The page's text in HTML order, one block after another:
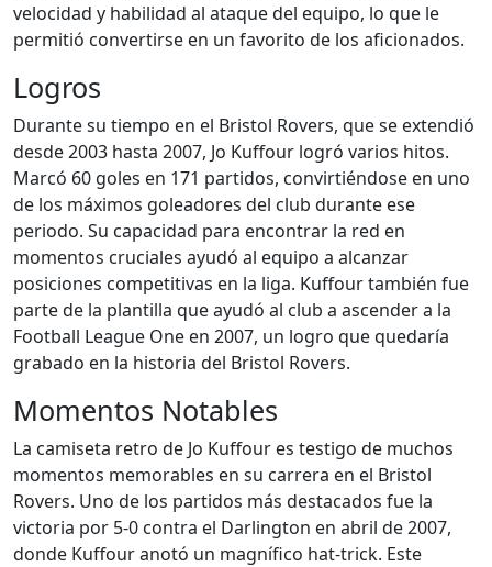
velocidad y habilidad al ataque del equipo, lo que le
permitió convertirse en un favorito de los aficionados.
Logros
Durante su tiempo en el Bristol Rovers, que se extendió
desde 2003 hasta 2007, Jo Kuffour logró varios hitos.
Marcó 60 goles en 171 partidos, convirtiéndose en uno
de los máximos goleadores del club durante ese
periodo. Su capacidad para encontrar la red en
momentos cruciales ayudó al equipo a alcanzar
posiciones competitivas en la liga. Kuffour también fue
parte de la plantilla que ayudó al club a ascender a la
Football League One en 2007, un logro que quedaría
grabado en la historia del Bristol Rovers.
Momentos Notables
La camiseta retro de Jo Kuffour es testigo de muchos
momentos memorables en su carrera en el Bristol
Rovers. Uno de los partidos más destacados fue la
victoria por 5-0 contra el Darlington en abril de 2007,
donde Kuffour anotó un magnífico hat-trick. Este